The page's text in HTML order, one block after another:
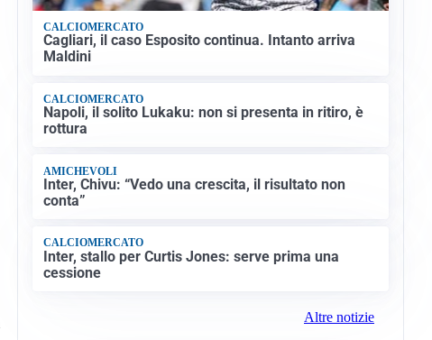
CALCIOMERCATO
Cagliari, il caso Esposito continua. Intanto arriva
Maldini
CALCIOMERCATO
Napoli, il solito Lukaku: non si presenta in ritiro, è
rottura
AMICHEVOLI
Inter, Chivu: “Vedo una crescita, il risultato non
conta”
CALCIOMERCATO
Inter, stallo per Curtis Jones: serve prima una
cessione
Altre notizie